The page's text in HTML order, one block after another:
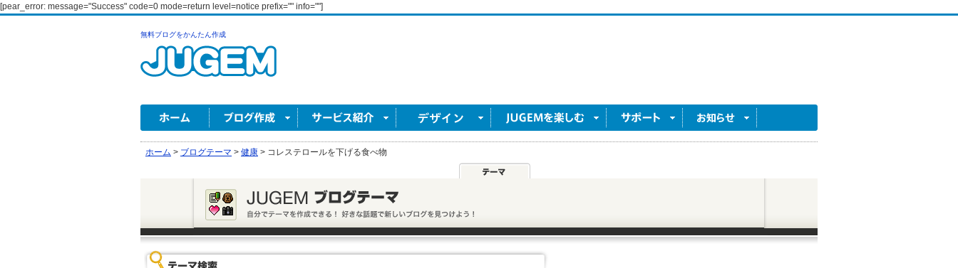
[pear_error: message="Success" code=0 mode=return level=notice prefix="" info=""]
無料ブログをかんたん作成
ホーム > ブログテーマ > 健康 > コレステロールを下げる食べ物